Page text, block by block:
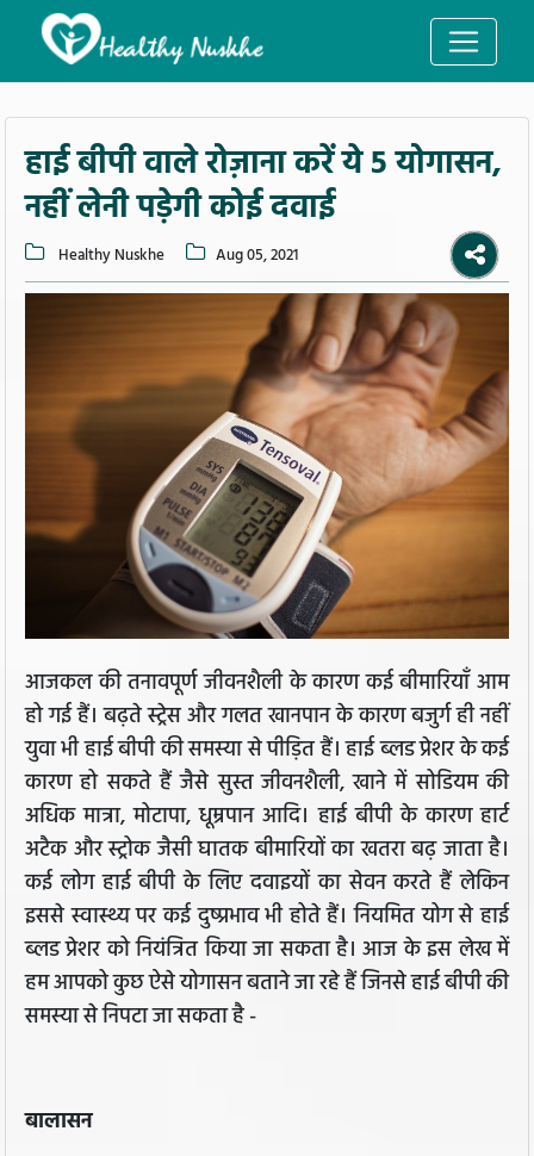
हाई बीपी वाले रोज़ाना करें ये 5 योगासन,
नहीं लेनी पड़ेगी कोई दवाई
Healthy Nuskhe Aug 05, 2021
आजकल की तनावपूर्ण जीवनशैली के कारण कई बीमारियाँ आम
हो गई हैं। बढ़ते स्ट्रेस और गलत खानपान के कारण बजुर्ग ही नहीं
युवा भी हाई बीपी की समस्या से पीड़ित हैं। हाई ब्लड प्रेशर के कई
कारण हो सकते हैं जैसे सुस्त जीवनशैली, खाने में सोडियम की
अधिक मात्रा, मोटापा, धूम्रपान आदि। हाई बीपी के कारण हार्ट
अटैक और स्ट्रोक जैसी घातक बीमारियों का खतरा बढ़ जाता है।
कई लोग हाई बीपी के लिए दवाइयों का सेवन करते हैं लेकिन
इससे स्वास्थ्य पर कई दुष्प्रभाव भी होते हैं। नियमित योग से हाई
ब्लड प्रेशर को नियंत्रित किया जा सकता है। आज के इस लेख में
हम आपको कुछ ऐसे योगासन बताने जा रहे हैं जिनसे हाई बीपी की
समस्या से निपटा जा सकता है -
बालासन